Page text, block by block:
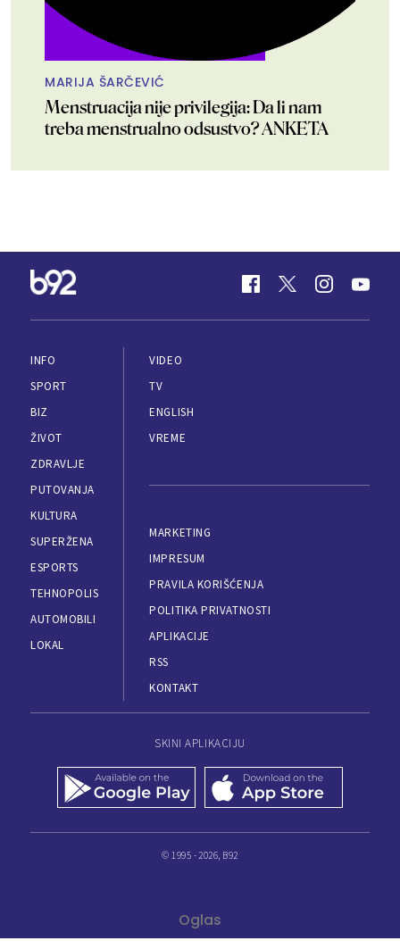
MARIJA ŠARČEVIĆ
Menstruacija nije privilegija: Da li nam
treba menstrualno odsustvo? ANKETA
INFO
SPORT
BIZ
ŽIVOT
ZDRAVLJE
PUTOVANJA
KULTURA
SUPERŽENA
ESPORTS
TEHNOPOLIS
AUTOMOBILI
LOKAL
VIDEO
TV
ENGLISH
VREME
MARKETING
IMPRESUM
PRAVILA KORIŠĆENJA
POLITIKA PRIVATNOSTI
APLIKACIJE
RSS
KONTAKT
SKINI APLIKACIJU
© 1995 - 2026, B92